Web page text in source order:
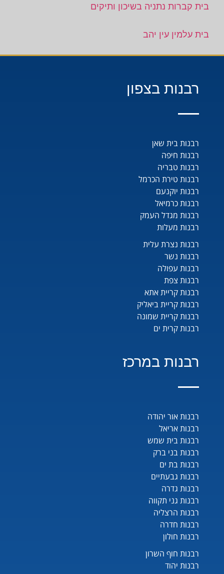
בית קברות נתניה בשיכון ותיקים
בית עלמין עין יהב
רבנות בצפון
רבנות בית שאן
רבנות חיפה
רבנות טבריה
רבנות טירת הכרמל
רבנות יוקנעם
רבנות כרמיאל
רבנות מגדל העמק
רבנות מעלות
רבנות נצרת עלית
רבנות נשר
רבנות עפולה
רבנות צפת
רבנות קריית אתא
רבנות קריית ביאליק
רבנות קריית שמונה
רבנות קרית ים
רבנות במרכז
רבנות אור יהודה
רבנות אריאל
רבנות בית שמש
רבנות בני ברק
רבנות בת ים
רבנות גבעתיים
רבנות גדרה
רבנות גני תקווה
רבנות הרצליה
רבנות חדרה
רבנות חולון
רבנות חוף השרון
רבנות יהוד